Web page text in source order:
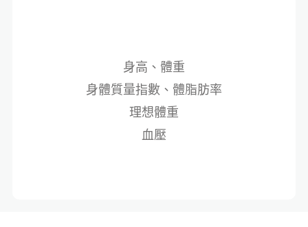
身高、體重
身體質量指數、體脂肪率
理想體重
血壓